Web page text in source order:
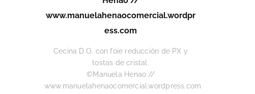
Cecina D.O. con foie reducción de PX y
tostas de cristal.
©Manuela Henao //
www.manuelahenaocomercial.wordpress.com